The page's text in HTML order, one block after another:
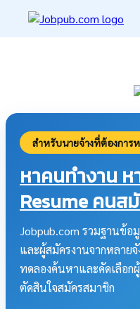
สำหรับนายจ้างที่ต้องการ
หาคนทำงาน
Resume คนส
Jobpub.com รวมฐานข้อ
และผู้สมัครงานจากหลาย
ทดลองค้นหาและคัดเลือก
ตัดสินใจสมัครสมาชิก